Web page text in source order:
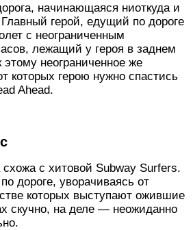
начинающаяся ниоткуда и
герой, едущий по дороге
с неограниченным
лежащий у героя в заднем
этому неограниченное же
которых герою нужно спастись
Ahead.
схожа с хитовой Subway Surfers.
дороге, уворачиваясь от
которых выступают ожившие
скучно, на деле — неожиданно